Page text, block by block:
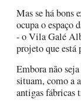
Mas se há bons
ocupa o espaço
- o Vila Galé
projeto que está
Embora não
situam, como a
antigas fábricas